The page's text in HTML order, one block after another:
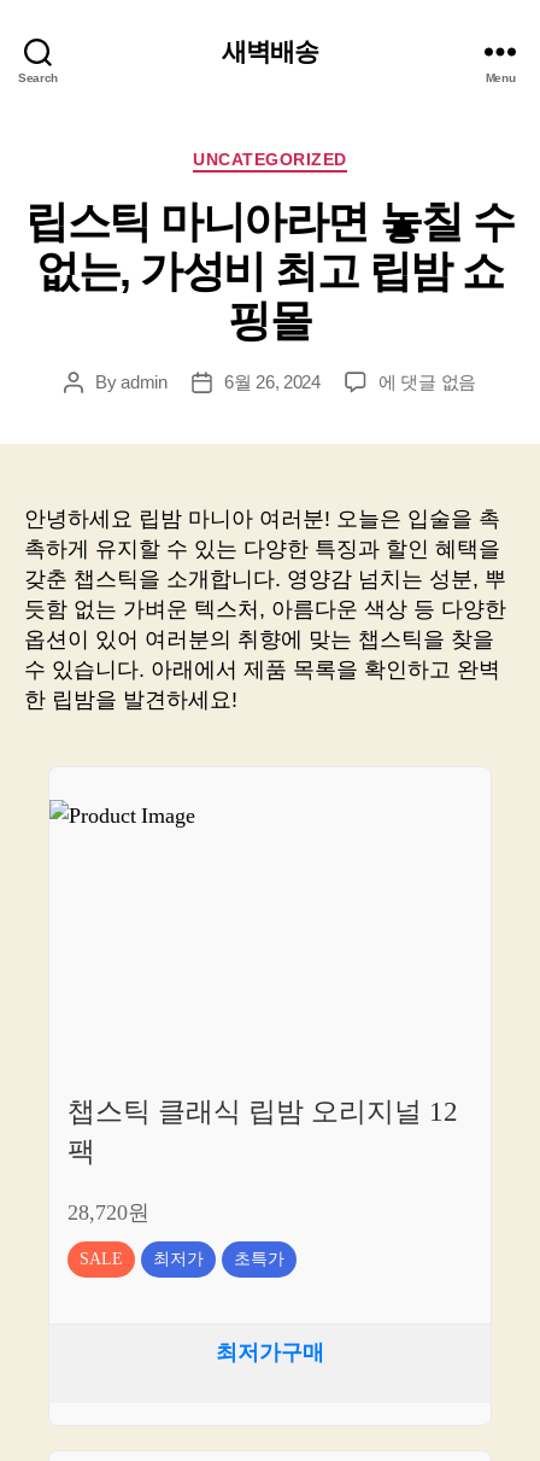
Search
새벽배송
Menu
Categories
UNCATEGORIZED
립스틱 마니아라면 놓칠 수
없는, 가성비 최고 립밤 쇼
핑몰
PostByadmin
Post6월 26, 2024
립
아
라
면
놓
칠
수
없
에 댓글 없음
안녕하세요 립밤 마니아 여러분! 오늘은 입술을 촉
촉하게 유지할 수 있는 다양한 특징과 할인 혜택을
갖춘 챕스틱을 소개합니다. 영양감 넘치는 성분, 뿌
듯함 없는 가벼운 텍스처, 아름다운 색상 등 다양한
옵션이 있어 여러분의 취향에 맞는 챕스틱을 찾을
수 있습니다. 아래에서 제품 목록을 확인하고 완벽
한 립밤을 발견하세요!
챕스틱 클래식 립밤 오리지널 12
팩
28,720원
SALE 최저가 초특가
최저가구매